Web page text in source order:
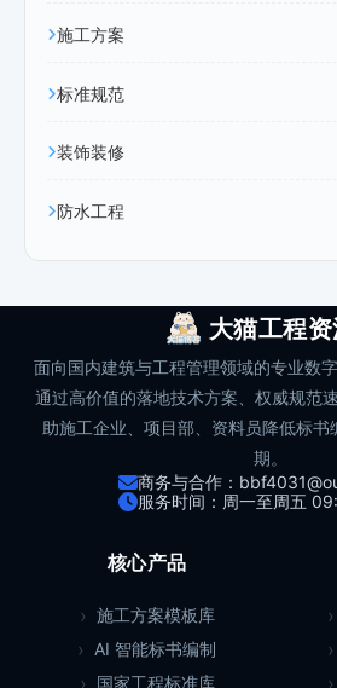
施工方案
标准规范
装饰装修
防水工程
大猫工程
面向国内建筑与工程管理领域的专业数
通过高价值的落地技术方案、权威规范
助施工企业、项目部、资料员降低标书
期。
商务与合作：
服务时间：周一至周五
核心产品
施工方案模板库
AI 智能标书编制
国家工程标准库